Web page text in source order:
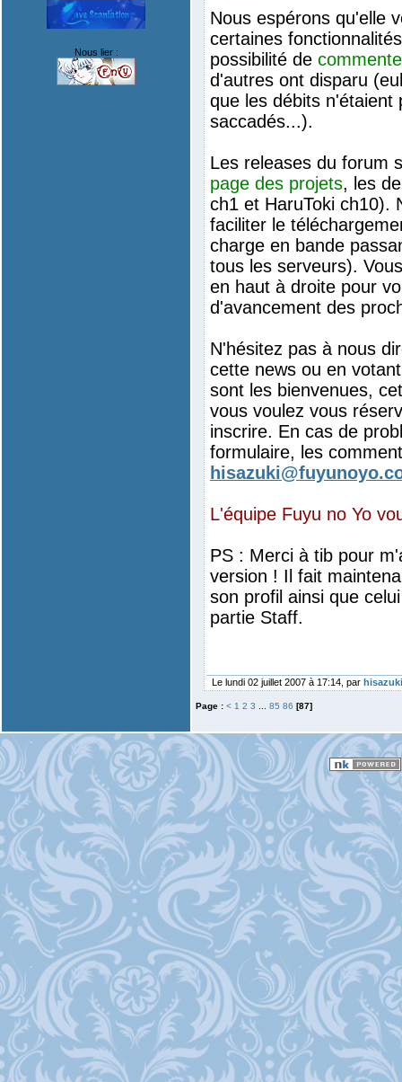
Nous lier :
Nous espérons qu'elle
certaines
possibilité de
d'autres ont disparu
que les débits n'étaient
saccadés...).
Les releases du forum
page des projets, les
ch1 et HaruToki ch10).
faciliter le
charge en bande
tous les serveurs).
en haut à droite pour
d'avancement des
N'hésitez pas à nous
cette news ou en
sont les bienvenues,
vous voulez vous
inscrire. En cas de
formulaire, les
L'équipe Fuyu no Yo
PS : Merci à tib pour
version ! Il fait
son profil ainsi que
partie Staff.
Le lundi 02 juillet 2007 à 17:14, par hisazuki
Page : < 1 2 3 85 86 [87]